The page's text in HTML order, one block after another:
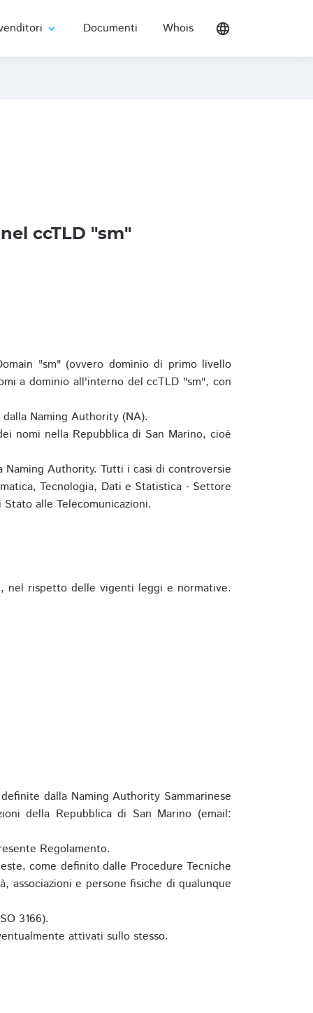
expand_more Documenti Whois language
ccTLD "sm"
"sm" (ovvero dominio di primo livello
a dominio all'interno del ccTLD "sm", con
Naming Authority (NA).
nomi nella Repubblica di San Marino, cioè
Authority. Tutti i casi di controversie
Tecnologia, Dati e Statistica - Settore
alle Telecomunicazioni.
nel rispetto delle vigenti leggi e normative.
dalla Naming Authority Sammarinese
della Repubblica di San Marino (email:
Regolamento.
come definito dalle Procedure Tecniche
associazioni e persone fisiche di qualunque
3166).
attivati sullo stesso.